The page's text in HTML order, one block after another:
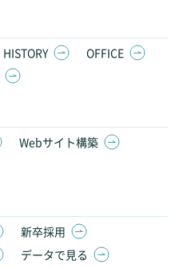
HISTORY
OFFICE
Webサイト構築
新卒採用
データで見る